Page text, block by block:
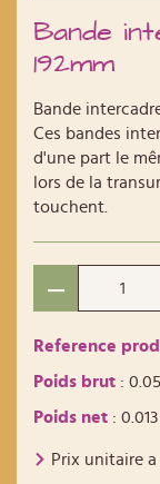
Bande
192mm
Bande
Ces bandes
d'une part le
lors de la
touchent.
Reference
Poids brut :
Poids net :
Prix unitaire